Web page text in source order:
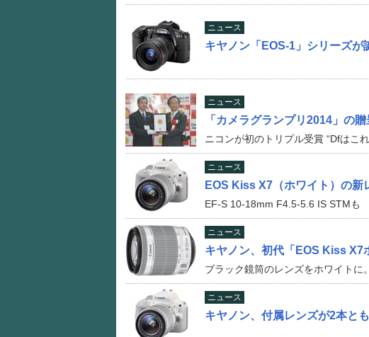
ニュース
キヤノン「EOS-1」シリーズが
ニュース
「カメラグランプリ2014」の
ニコンが初のトリプル受賞 “Dfはこ
ニュース
EOS Kiss X7（ホワイト）の新
EF-S 10-18mm F4.5-5.6 IS STMも
ニュース
キヤノン、初代「EOS Kiss X7
ブラック鏡筒のレンズをホワイトに
ニュース
キヤノン、付属レンズが2本と